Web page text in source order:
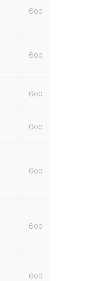
600
600
600
600
600
600
600